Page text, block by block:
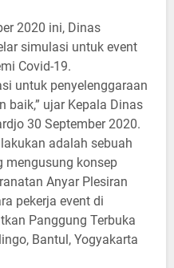
2020 ini, Dinas
simulasi untuk event
Covid-19.
untuk penyelenggaraan
baik,” ujar Kepala Dinas
30 September 2020.
adalah sebuah
mengusung konsep
Anyar Plesiran
pekerja event di
Panggung Terbuka
Bantul, Yogyakarta